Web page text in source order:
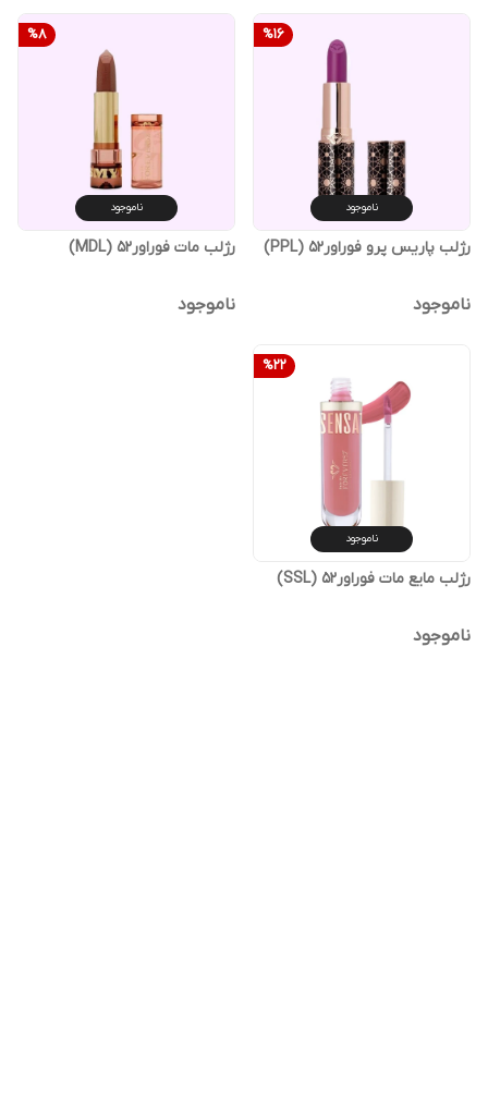
%16
ناموجود
رژلب پاریس پرو فوراور52 (PPL)
ناموجود
%8
ناموجود
رژلب مات فوراور52 (MDL)
ناموجود
%22
ناموجود
رژلب مایع مات فوراور52 (SSL)
ناموجود